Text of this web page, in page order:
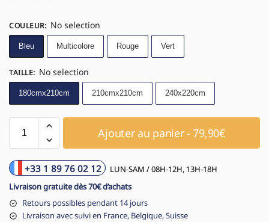
COULEUR: No selection
Bleu Multicolore Rouge Vert
TAILLE: No selection
180cmx210cm 210cmx210cm 240x220cm
Ajouter au panier - 79,90€
+33 1 89 76 02 12
LUN-SAM / 08H-12H, 13H-18H
Livraison gratuite dès 70€ d’achats
Retours possibles pendant 14 jours
Livraison avec suivi en France, Belgique, Suisse